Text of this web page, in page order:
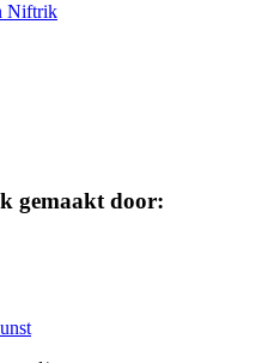
Niftrik
gemaakt door: